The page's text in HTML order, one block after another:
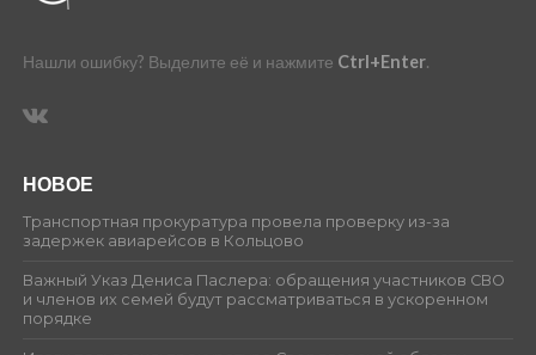
Нашли ошибку? Выделите её и нажмите Ctrl+Enter.
НОВОЕ
Транспортная прокуратура провела проверку из-за
задержек авиарейсов в Кольцово
Важный Указ Дениса Паслера: обращения участников СВО
и членов их семей будут рассматриваться в ускоренном
порядке